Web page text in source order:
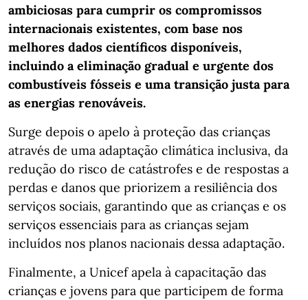
ambiciosas para cumprir os compromissos
internacionais existentes, com base nos
melhores dados científicos disponíveis,
incluindo a eliminação gradual e urgente dos
combustíveis fósseis e uma transição justa para
as energias renováveis.
Surge depois o apelo à proteção das crianças
através de uma adaptação climática inclusiva, da
redução do risco de catástrofes e de respostas a
perdas e danos que priorizem a resiliência dos
serviços sociais, garantindo que as crianças e os
serviços essenciais para as crianças sejam
incluídos nos planos nacionais dessa adaptação.
Finalmente, a Unicef apela à capacitação das
crianças e jovens para que participem de forma